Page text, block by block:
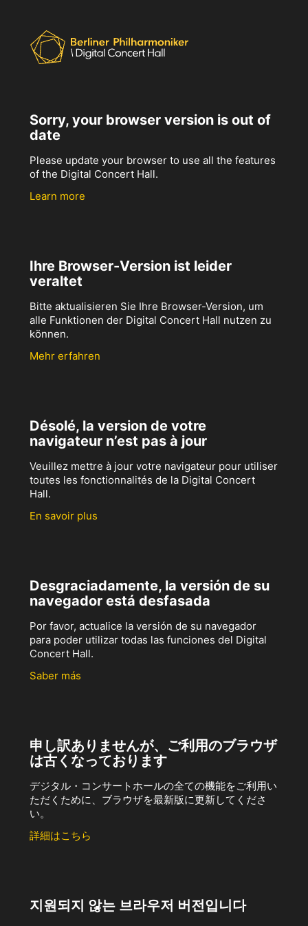
Sorry, your browser version is out of
date
Please update your browser to use all the features
of the Digital Concert Hall.
Learn more
Ihre Browser-Version ist leider
veraltet
Bitte aktualisieren Sie Ihre Browser-Version, um
alle Funktionen der Digital Concert Hall nutzen zu
können.
Mehr erfahren
Désolé, la version de votre
navigateur n’est pas à jour
Veuillez mettre à jour votre navigateur pour utiliser
toutes les fonctionnalités de la Digital Concert
Hall.
En savoir plus
Desgraciadamente, la versión de su
navegador está desfasada
Por favor, actualice la versión de su navegador
para poder utilizar todas las funciones del Digital
Concert Hall.
Saber más
申し訳ありませんが、ご利用のブラウザ
は古くなっております
デジタル・コンサートホールの全ての機能をご利用い
ただくために、ブラウザを最新版に更新してくださ
い。
詳細はこちら
지원되지 않는 브라우저 버전입니다